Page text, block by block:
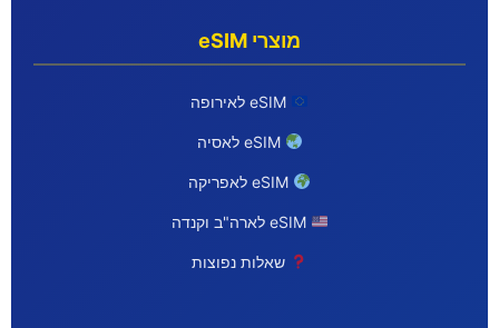
מוצרי eSIM
eSIM לאסיה
eSIM לארה"ב וקנדה
שאלות נפוצות